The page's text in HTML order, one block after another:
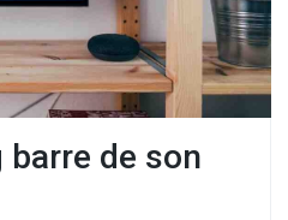
de son